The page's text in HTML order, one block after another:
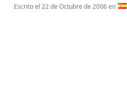
Escrito el 22 de Octubre de 2006en